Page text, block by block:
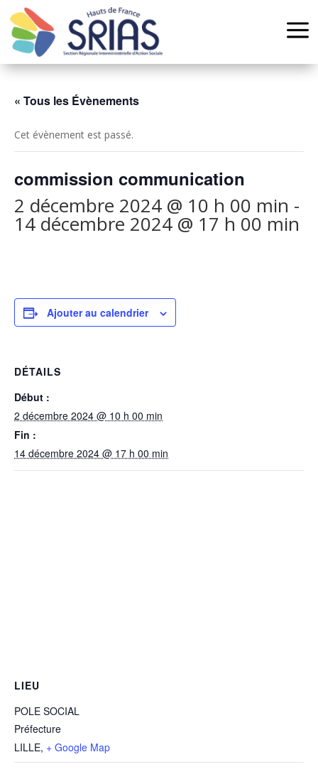
a
« Tous les Évènements
Cet évènement est passé.
commission communication
2 décembre 2024 @ 10 h 00 min -
14 décembre 2024 @ 17 h 00 min
Ajouter au calendrier
DÉTAILS
Début :
2 décembre 2024 @ 10 h 00 min
Fin :
14 décembre 2024 @ 17 h 00 min
LIEU
POLE SOCIAL
Préfecture
LILLE, + Google Map
Panneau de gestion des cookies